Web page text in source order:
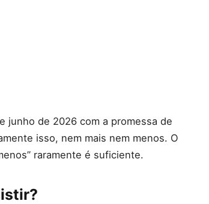
junho de 2026 com a promessa de
isso, nem mais nem menos. O
raramente é suficiente.